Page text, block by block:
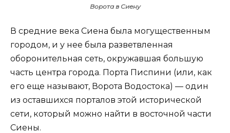
Ворота в Сиену
В средние века Сиена была могущественным
городом, и у нее была разветвленная
оборонительная сеть, окружавшая большую
часть центра города. Порта Писпини (или, как
его еще называют, Ворота Водостока) — один
из оставшихся порталов этой исторической
сети, который можно найти в восточной части
Сиены.